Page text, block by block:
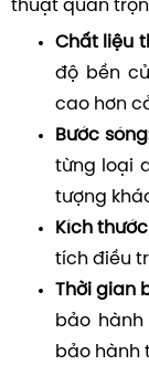
thuật quan
Chất liệu
độ bền
cao hơn
Bước
từng loại
tượng
Kích
tích điều
Thời gian
bảo
bảo hành